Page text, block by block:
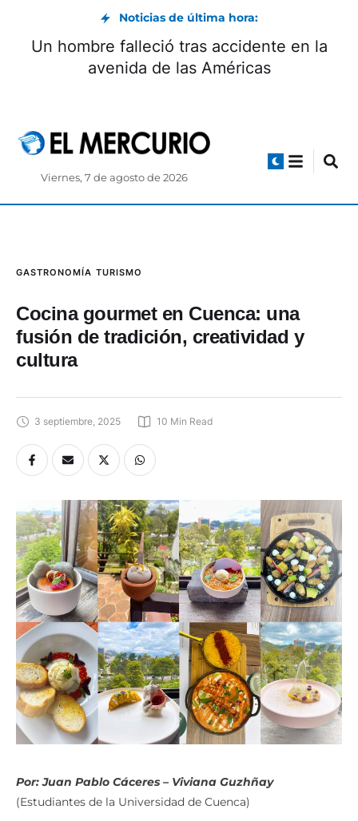
Noticias de última hora:
Boca Juniors define el itinerario para la
llegada y firma de Enner Valencia
Viernes, 7 de agosto de 2026
GASTRONOMÍA TURISMO
Cocina gourmet en Cuenca: una
fusión de tradición, creatividad y
cultura
3 septiembre, 2025 10 Min Read
Por: Juan Pablo Cáceres – Viviana Guzhñay
(Estudiantes de la Universidad de Cuenca)